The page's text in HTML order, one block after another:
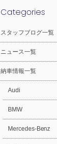
Categories
スタッフブログ一覧
ニュース一覧
納車情報一覧
Audi
BMW
Mercedes-Benz